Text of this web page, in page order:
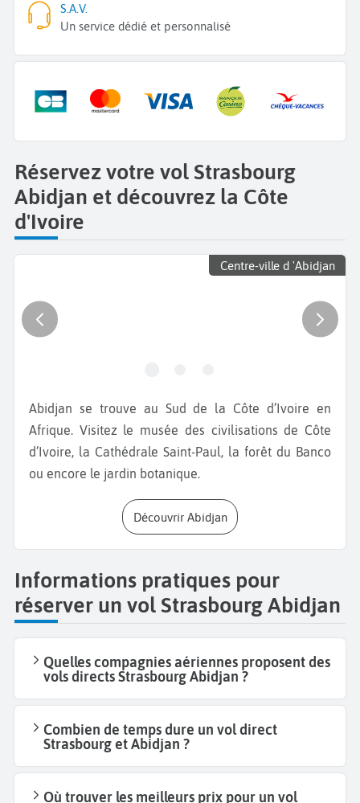
S.A.V.
Un service dédié et personnalisé
Réservez votre vol Strasbourg
Abidjan et découvrez la Côte
d'Ivoire
Centre-ville d 'Abidjan
Abidjan se trouve au Sud de la Côte d’Ivoire en
Afrique. Visitez le musée des civilisations de Côte
d’Ivoire, la Cathédrale Saint-Paul, la forêt du Banco
ou encore le jardin botanique.
Découvrir Abidjan
Informations pratiques pour
réserver un vol Strasbourg Abidjan
Quelles compagnies aériennes proposent des
vols directs Strasbourg Abidjan ?
Combien de temps dure un vol direct
Strasbourg et Abidjan ?
Où trouver les meilleurs prix pour un vol